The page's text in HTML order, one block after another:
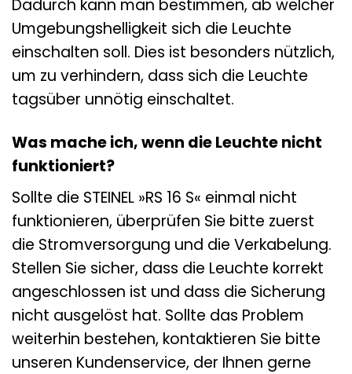
Dadurch kann man bestimmen, ab welcher
Umgebungshelligkeit sich die Leuchte
einschalten soll. Dies ist besonders nützlich,
um zu verhindern, dass sich die Leuchte
tagsüber unnötig einschaltet.
Was mache ich, wenn die Leuchte nicht
funktioniert?
Sollte die STEINEL »RS 16 S« einmal nicht
funktionieren, überprüfen Sie bitte zuerst
die Stromversorgung und die Verkabelung.
Stellen Sie sicher, dass die Leuchte korrekt
angeschlossen ist und dass die Sicherung
nicht ausgelöst hat. Sollte das Problem
weiterhin bestehen, kontaktieren Sie bitte
unseren Kundenservice, der Ihnen gerne